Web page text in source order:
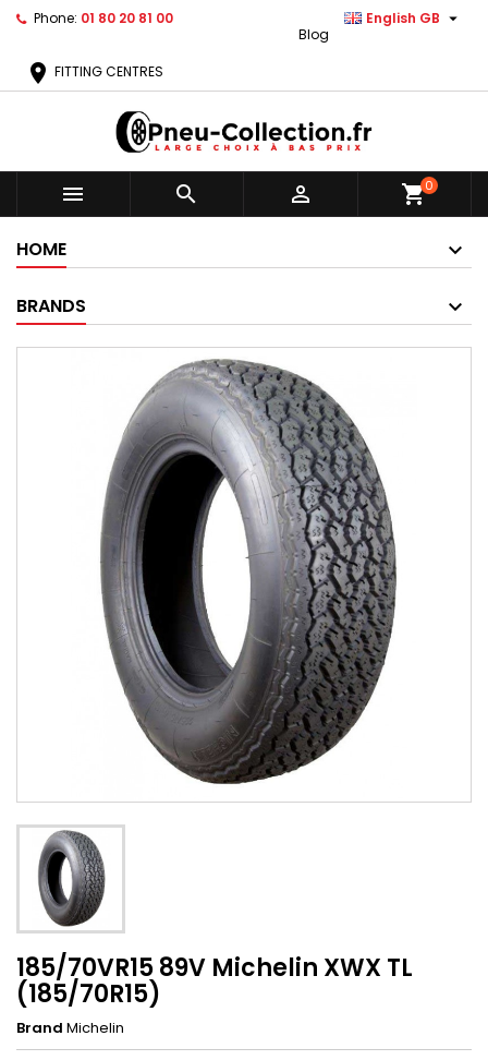
Phone: 01 80 20 81 00 English GB 
Blog
location_on FITTING CENTRES
   shopping_cart0
HOME
BRANDS
185/70VR15 89V Michelin XWX TL
(185/70R15)
Brand Michelin